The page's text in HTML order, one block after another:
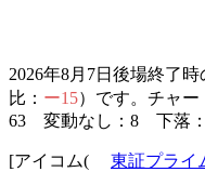
2026年8月7日後場終了
比： ー15）です。チャ
63 変動なし：8 下落：
[アイコム( 東証プライ